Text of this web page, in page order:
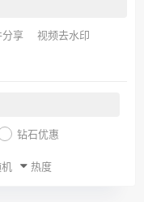
分享 视频去水印
钻石优惠
机 热度